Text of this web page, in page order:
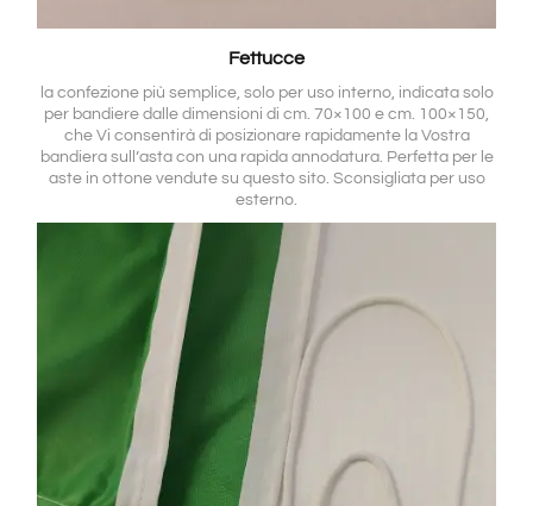
Fettucce
la confezione più semplice, solo per uso interno, indicata solo
per bandiere dalle dimensioni di cm. 70×100 e cm. 100×150,
che Vi consentirà di posizionare rapidamente la Vostra
bandiera sull’asta con una rapida annodatura. Perfetta per le
aste in ottone vendute su questo sito. Sconsigliata per uso
esterno.